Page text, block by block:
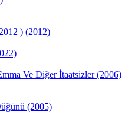
) (2012)
Ve Diğer İtaatsizler (2006)
(2005)